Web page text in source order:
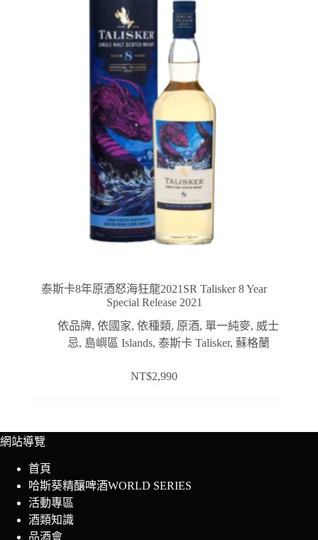
泰斯卡8年原酒怒海狂龍2021SR Talisker 8 Year
Special Release 2021
依品牌,依國家,依種類, 原酒, 單一純麥, 威士
忌, 島嶼區 Islands, 泰斯卡 Talisker, 蘇格蘭
NT$2,990
網站導覽
首頁
哈斯葵精釀啤酒WORLD SERIES
活動專區
酒類知識
品酒會